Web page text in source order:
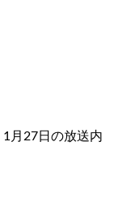
1月27日の放送内